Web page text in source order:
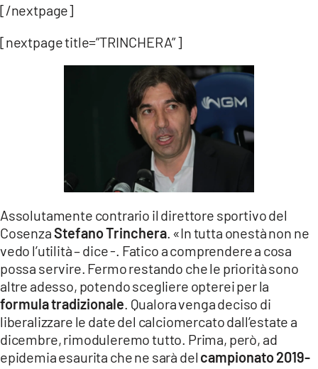
[/nextpage]
[nextpage title=”TRINCHERA” ]
Assolutamente contrario il direttore sportivo del
CosenzaStefano Trinchera. «In tutta onestà non ne
vedo l’utilità – dice -. Fatico a comprendere a cosa
possa servire. Fermo restando che le priorità sono
altre adesso, potendo scegliere opterei per la
formula tradizionale. Qualora venga deciso di
liberalizzare le date del calciomercato dall’estate a
dicembre, rimoduleremo tutto. Prima, però, ad
epidemia esaurita che ne sarà del campionato 2019-